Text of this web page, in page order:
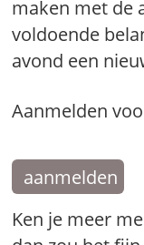
maken met de
voldoende
avond een
Aanmelden
aanmelden
Ken je meer